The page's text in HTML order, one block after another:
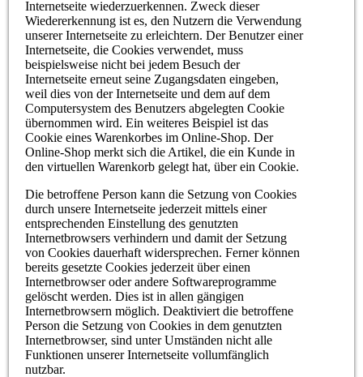
Internetseite wiederzuerkennen. Zweck dieser
Wiedererkennung ist es, den Nutzern die Verwendung
unserer Internetseite zu erleichtern. Der Benutzer einer
Internetseite, die Cookies verwendet, muss
beispielsweise nicht bei jedem Besuch der
Internetseite erneut seine Zugangsdaten eingeben,
weil dies von der Internetseite und dem auf dem
Computersystem des Benutzers abgelegten Cookie
übernommen wird. Ein weiteres Beispiel ist das
Cookie eines Warenkorbes im Online-Shop. Der
Online-Shop merkt sich die Artikel, die ein Kunde in
den virtuellen Warenkorb gelegt hat, über ein Cookie.
Die betroffene Person kann die Setzung von Cookies
durch unsere Internetseite jederzeit mittels einer
entsprechenden Einstellung des genutzten
Internetbrowsers verhindern und damit der Setzung
von Cookies dauerhaft widersprechen. Ferner können
bereits gesetzte Cookies jederzeit über einen
Internetbrowser oder andere Softwareprogramme
gelöscht werden. Dies ist in allen gängigen
Internetbrowsern möglich. Deaktiviert die betroffene
Person die Setzung von Cookies in dem genutzten
Internetbrowser, sind unter Umständen nicht alle
Funktionen unserer Internetseite vollumfänglich
nutzbar.